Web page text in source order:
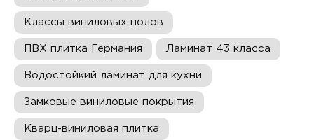
Классы виниловых полов
ПВХ плитка Германия Ламинат 43 класса
Водостойкий ламинат для кухни
Замковые виниловые покрытия
Кварц-виниловая плитка